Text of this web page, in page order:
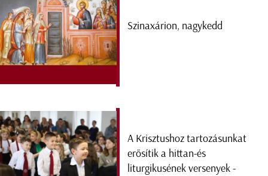
Szinaxárion, nagykedd
A Krisztushoz tartozásunkat
erősítik a hittan-és
liturgikusének versenyek -